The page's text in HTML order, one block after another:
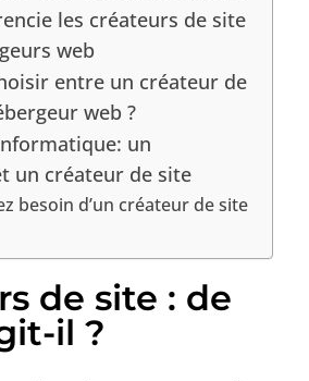
les créateurs de site
web
entre un créateur de
web ?
un
un créateur de site
besoin d’un créateur de site
de site : de
il ?